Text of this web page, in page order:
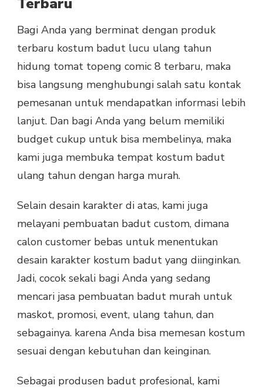
Bagi Anda yang berminat dengan produk
terbaru kostum badut lucu ulang tahun
hidung tomat topeng comic 8 terbaru, maka
bisa langsung menghubungi salah satu kontak
pemesanan untuk mendapatkan informasi lebih
lanjut. Dan bagi Anda yang belum memiliki
budget cukup untuk bisa membelinya, maka
kami juga membuka tempat kostum badut
ulang tahun dengan harga murah.
Selain desain karakter di atas, kami juga
melayani pembuatan badut custom, dimana
calon customer bebas untuk menentukan
desain karakter kostum badut yang diinginkan.
Jadi, cocok sekali bagi Anda yang sedang
mencari jasa pembuatan badut murah untuk
maskot, promosi, event, ulang tahun, dan
sebagainya. karena Anda bisa memesan kostum
sesuai dengan kebutuhan dan keinginan.
Sebagai produsen badut profesional, kami